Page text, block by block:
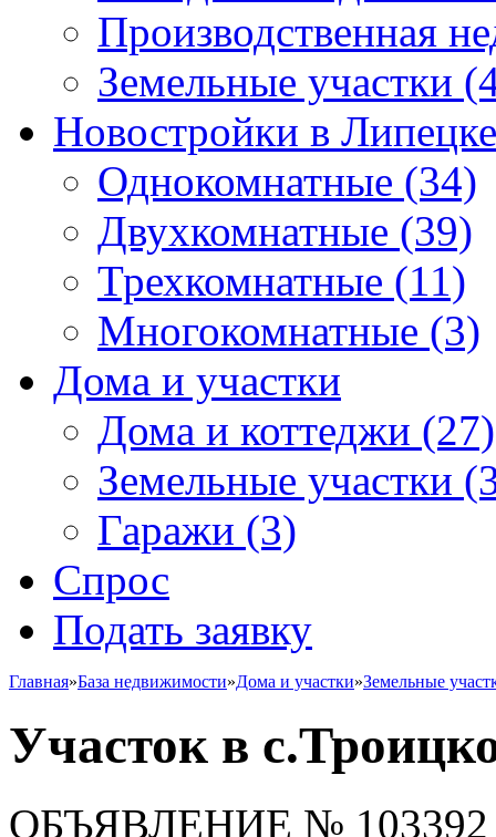
Производственная
Земельные участки
Новостройки в Липецке
Однокомнатные (34)
Двухкомнатные (39)
Трехкомнатные (11)
Многокомнатные (3)
Дома и участки
Дома и коттеджи (27)
Земельные участки
Гаражи (3)
Спрос
Подать заявку
Главная»База недвижимости»Дома и участки»Земельные
Участок в
ОБЪЯВЛЕНИЕ № 103392